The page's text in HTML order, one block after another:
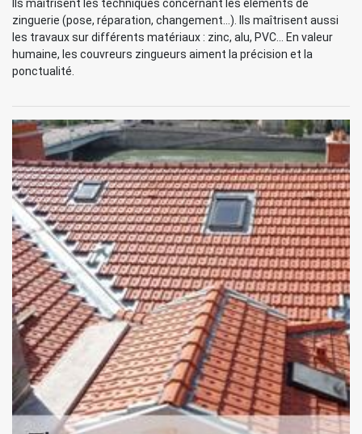
Ils maîtrisent les techniques concernant les éléments de
zinguerie (pose, réparation, changement…). Ils maîtrisent aussi
les travaux sur différents matériaux : zinc, alu, PVC… En valeur
humaine, les couvreurs zingueurs aiment la précision et la
ponctualité.